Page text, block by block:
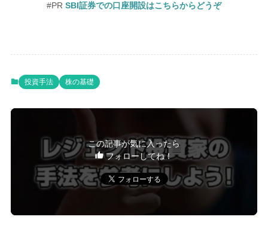
#PR SBI証券での口座開設はこちらからどうぞ
投資手法 株の基礎
この記事が気に入ったら
フォローしてね！